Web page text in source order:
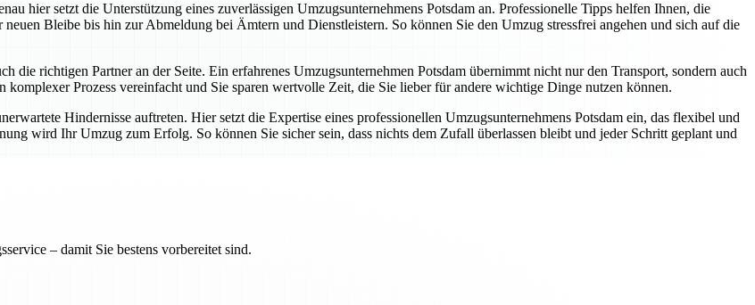
hier setzt die Unterstützung eines zuverlässigen Umzugsunternehmens Potsdam an. Professionelle Tipps helfen Ihnen, die
Bleibe bis hin zur Abmeldung bei Ämtern und Dienstleistern. So können Sie den Umzug stressfrei angehen und sich auf die
die richtigen Partner an der Seite. Ein erfahrenes Umzugsunternehmen Potsdam übernimmt nicht nur den Transport, sondern auch
Prozess vereinfacht und Sie sparen wertvolle Zeit, die Sie lieber für andere wichtige Dinge nutzen können.
Hindernisse auftreten. Hier setzt die Expertise eines professionellen Umzugsunternehmens Potsdam ein, das flexibel und
wird Ihr Umzug zum Erfolg. So können Sie sicher sein, dass nichts dem Zufall überlassen bleibt und jeder Schritt geplant und
– damit Sie bestens vorbereitet sind.